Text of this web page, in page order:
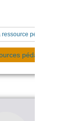
pédagogique
pédagogiques